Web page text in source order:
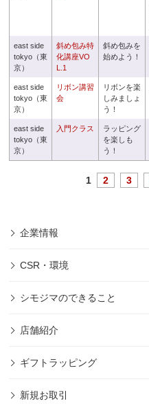
east side
tokyo（東
京）
斜め包み特
化講座VO
L.1
斜め包みを
始めよう！
east side
tokyo（東
京）
リボン講習
会
リボンを楽
しみましょ
う！
east side
tokyo（東
京）
入門クラス
ラッピング
を楽しも
う！
1 2 3
企業情報
CSR・環境
シモジマのできること
店舗紹介
ギフトラッピング
新規お取引